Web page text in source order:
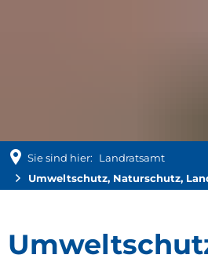
Sie sind hier:
Landratsamt
Umweltschutz, Naturschutz,